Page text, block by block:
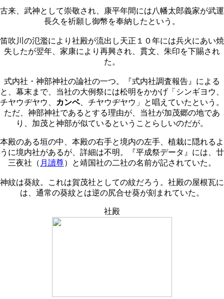
古来、武神として崇敬され、康平年間には八幡太郎義家が武運
長久を祈願し御幣を奉納したという。
笛吹川の氾濫により社殿が流出し天正１０年には兵火にあい焼
失したが翌年、家康により再興され、貫文、朱印を下賜され
た。
式内社・神部神社の論社の一つ。『式内社調査報告』による
と、幕末まで、当社の大例祭には松明をかかげ「シンギヨウ、
チヤウヂヤウ、
カンベ、チヤウヂヤウ」と唱えていたという。
ただ、神部神社であるとする理由が、当社が加茂郷の地であ
り、加茂と神部が似ているということらしいのだが。
本殿のある垣の中、本殿の右手と境内の左手、植栽に隠れるよ
うに境内社があるが、詳細は不明。『平成祭データ』には、廿
三夜社（ 月讀尊）と靖国社の二社の名前が記されていた。
神紋は葵紋。これは賀茂社としての紋だろう。社殿の屋根瓦に
は、通常の葵紋とは逆の尻合せ葵が刻まれていた。
社殿